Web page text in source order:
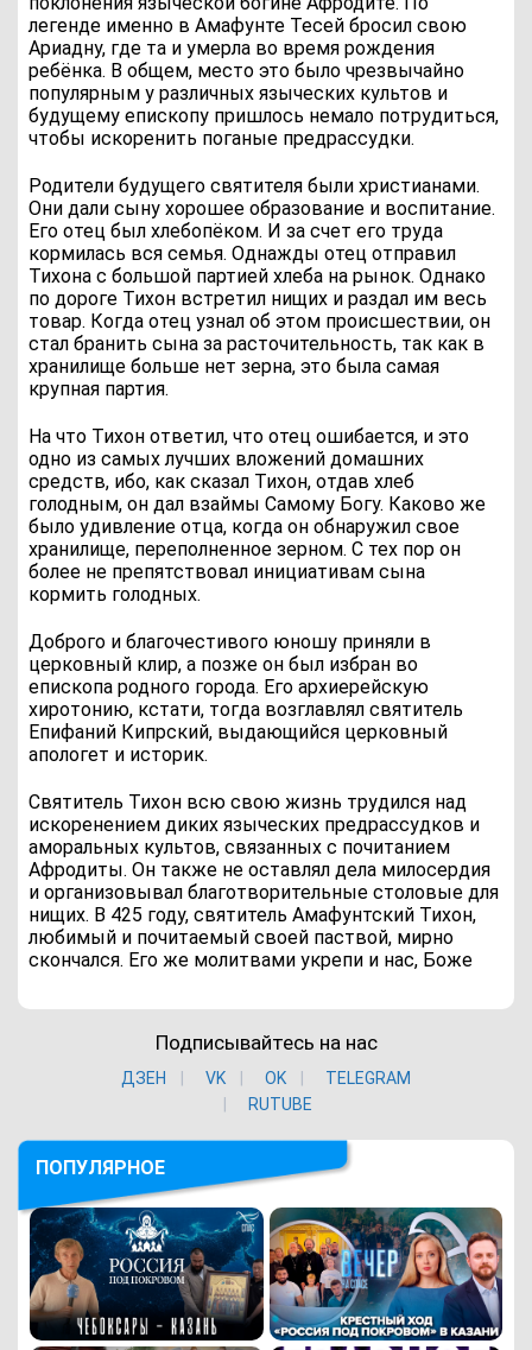
легенде именно в Амафунте Тесей бросил свою
Ариадну, где та и умерла во время рождения
ребёнка. В общем, место это было чрезвычайно
популярным у различных языческих культов и
будущему епископу пришлось немало потрудиться,
чтобы искоренить поганые предрассудки.
Родители будущего святителя были христианами.
Они дали сыну хорошее образование и воспитание.
Его отец был хлебопёком. И за счет его труда
кормилась вся семья. Однажды отец отправил
Тихона с большой партией хлеба на рынок. Однако
по дороге Тихон встретил нищих и раздал им весь
товар. Когда отец узнал об этом происшествии, он
стал бранить сына за расточительность, так как в
хранилище больше нет зерна, это была самая
крупная партия.
На что Тихон ответил, что отец ошибается, и это
одно из самых лучших вложений домашних
средств, ибо, как сказал Тихон, отдав хлеб
голодным, он дал взаймы Самому Богу. Каково же
было удивление отца, когда он обнаружил свое
хранилище, переполненное зерном. С тех пор он
более не препятствовал инициативам сына
кормить голодных.
Доброго и благочестивого юношу приняли в
церковный клир, а позже он был избран во
епископа родного города. Его архиерейскую
хиротонию, кстати, тогда возглавлял святитель
Епифаний Кипрский, выдающийся церковный
апологет и историк.
Святитель Тихон всю свою жизнь трудился над
искоренением диких языческих предрассудков и
аморальных культов, связанных с почитанием
Афродиты. Он также не оставлял дела милосердия
и организовывал благотворительные столовые для
нищих. В 425 году, святитель Амафунтский Тихон,
любимый и почитаемый своей паствой, мирно
скончался. Его же молитвами укрепи и нас, Боже
Подписывайтесь на нас
ДЗЕН VK ОK
TELEGRAM
RUTUBE
ПОПУЛЯРНОЕ